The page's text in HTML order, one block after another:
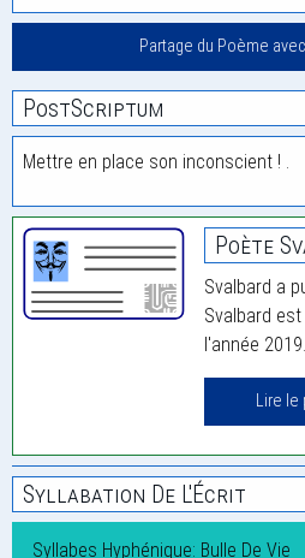
Partage du Poème
PostScriptum
Mettre en place son inconscient ! .
Poète
Svalbard a
Svalbard
l'année 2019.
Lire le
Syllabation De L'Écrit
Syllabes Hyphénique: Bulle De Vie